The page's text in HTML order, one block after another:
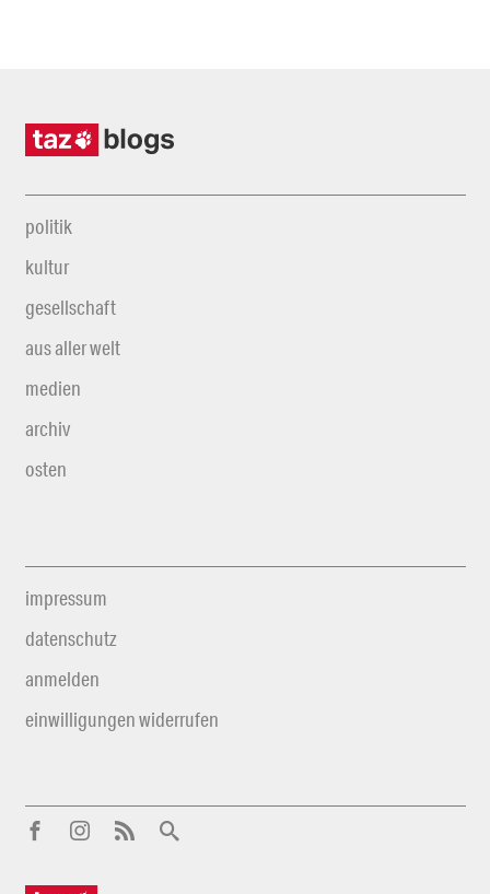
politik
kultur
gesellschaft
aus aller welt
medien
archiv
osten
impressum
datenschutz
anmelden
einwilligungen widerrufen